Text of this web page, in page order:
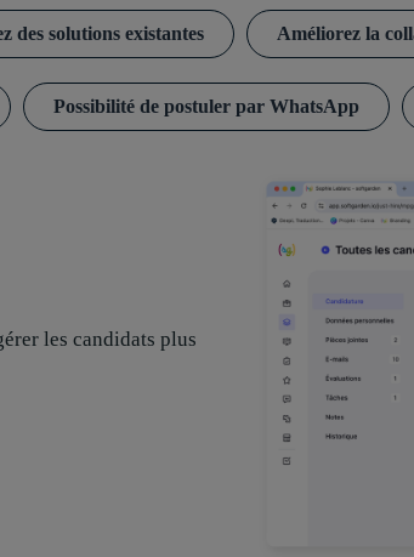
des solutions existantes Améliorez la
Possibilité de postuler par WhatsApp
les candidats plus